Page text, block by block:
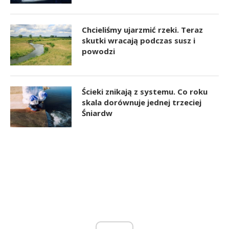
Chcieliśmy ujarzmić rzeki. Teraz
skutki wracają podczas susz i
powodzi
Ścieki znikają z systemu. Co roku
skala dorównuje jednej trzeciej
Śniardw